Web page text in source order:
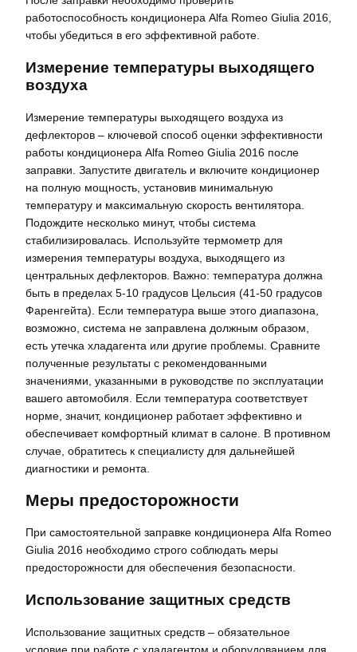
работоспособность кондиционера Alfa Romeo Giulia 2016,
чтобы убедиться в его эффективной работе.
Измерение температуры выходящего
воздуха
Измерение температуры выходящего воздуха из
дефлекторов – ключевой способ оценки эффективности
работы кондиционера Alfa Romeo Giulia 2016 после
заправки. Запустите двигатель и включите кондиционер
на полную мощность, установив минимальную
температуру и максимальную скорость вентилятора.
Подождите несколько минут, чтобы система
стабилизировалась. Используйте термометр для
измерения температуры воздуха, выходящего из
центральных дефлекторов. Важно: температура должна
быть в пределах 5-10 градусов Цельсия (41-50 градусов
Фаренгейта). Если температура выше этого диапазона,
возможно, система не заправлена должным образом,
есть утечка хладагента или другие проблемы. Сравните
полученные результаты с рекомендованными
значениями, указанными в руководстве по эксплуатации
вашего автомобиля. Если температура соответствует
норме, значит, кондиционер работает эффективно и
обеспечивает комфортный климат в салоне. В противном
случае, обратитесь к специалисту для дальнейшей
диагностики и ремонта.
Меры предосторожности
При самостоятельной заправке кондиционера Alfa Romeo
Giulia 2016 необходимо строго соблюдать меры
предосторожности для обеспечения безопасности.
Использование защитных средств
Использование защитных средств – обязательное